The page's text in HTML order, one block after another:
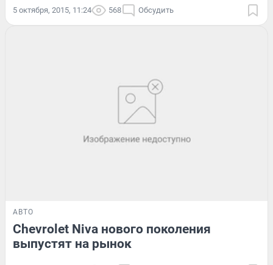
5 октября, 2015, 11:24 568 Обсудить
АВТО
Chevrolet Niva нового поколения
выпустят на рынок